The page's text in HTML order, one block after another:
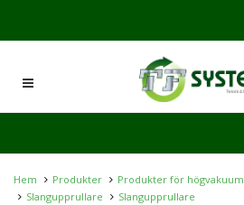
Hem Produkter Produkter för högvakuum
Slangupprullare
Slangupprullare